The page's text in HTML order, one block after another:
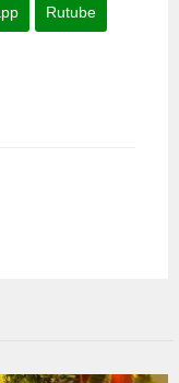
Rutube